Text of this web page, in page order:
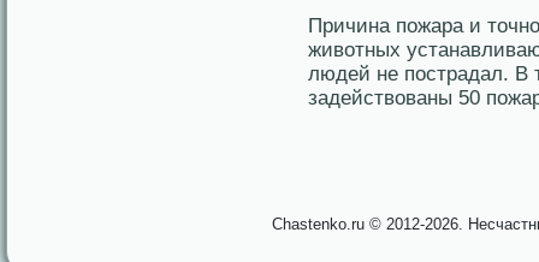
Причина пожара и
животных
людей не пострадал.
задействованы 50
Chastenko.ru © 2012-2026.